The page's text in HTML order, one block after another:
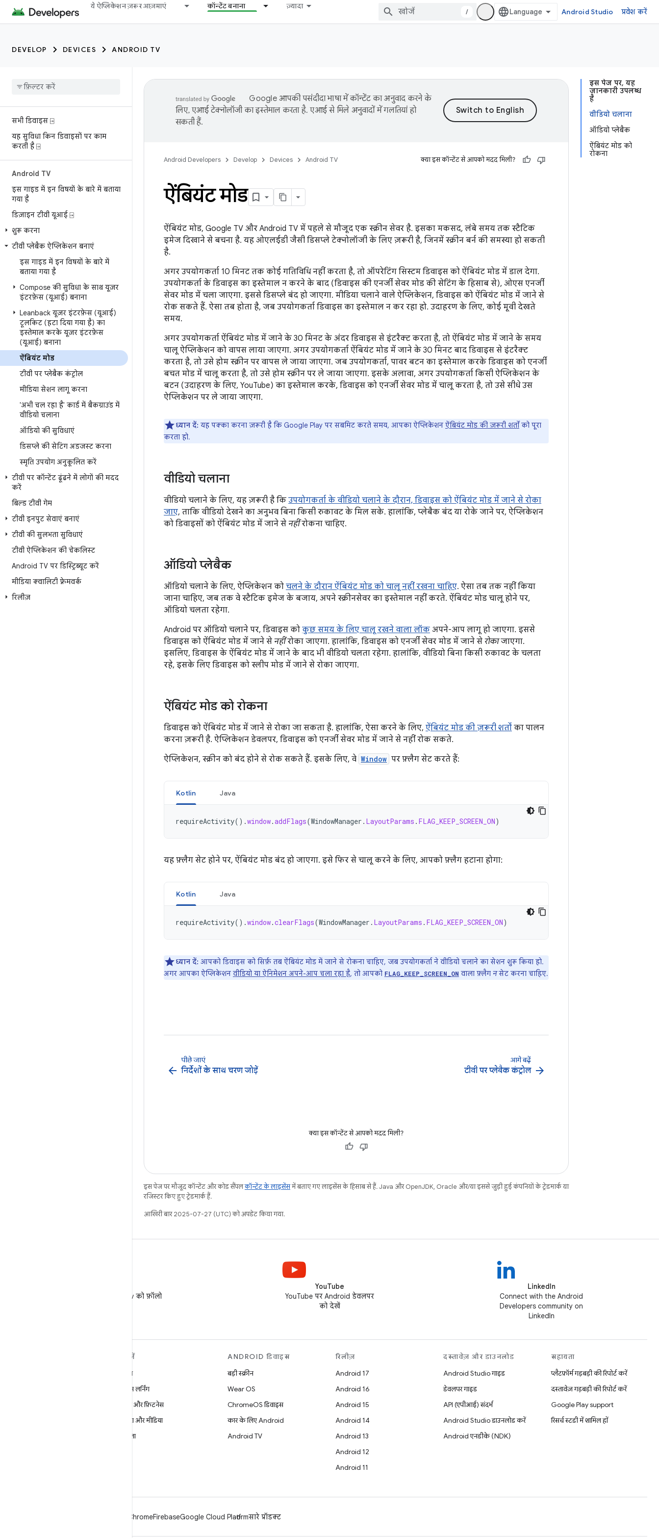
ये ऐप्लिकेशन ज़रूर आज़माएं कॉन्टेंट बनाना ज़्यादा
/ Android Studio प्रवेश करें
DEVELOP DEVICES ANDROID TV
सभी डिवाइस ⍈
यह सुविधा किन डिवाइसों पर काम
करती है ⍈
Android TV
इस गाइड में इन विषयों के बारे में बताया
गया है
डिज़ाइन टीवी यूआई ⍈
शुरू करना
टीवी प्लेबैक ऐप्लिकेशन बनाएं
इस गाइड में इन विषयों के बारे में
बताया गया है
Compose की सुविधा के साथ यूज़र
इंटरफ़ेस (यूआई) बनाना
Leanback यूज़र इंटरफ़ेस (यूआई)
टूलकिट (हटा दिया गया है) का
इस्तेमाल करके यूज़र इंटरफ़ेस
(यूआई) बनाना
ऐंबियंट मोड
टीवी पर प्लेबैक कंट्रोल
मीडिया सेशन लागू करना
'अभी चल रहा है' कार्ड में बैकग्राउंड में
वीडियो चलाना
ऑडियो की सुविधाएं
डिसप्ले की सेटिंग अडजस्ट करना
स्‍मृति उपयोग अनुकूलित करें
टीवी पर कॉन्टेंट ढूंढने में लोगों की मदद
करें
बिल्ड टीवी गेम
टीवी इनपुट सेवाएं बनाएं
टीवी की सुलभता सुविधाएं
टीवी ऐप्लिकेशन की चेकलिस्ट
Android TV पर डिस्ट्रिब्यूट करें
मीडिया क्वालिटी फ़्रेमवर्क
रिलीज़
इस पेज पर, यह
जानकारी उपलब्ध
है
वीडियो चलाना
ऑडियो प्लेबैक
ऐंबियंट मोड को
रोकना
Google आपकी पसंदीदा भाषा में कॉन्टेंट का अनुवाद करने के
लिए, एआई टेक्नोलॉजी का इस्तेमाल करता है. एआई से मिले अनुवादों में गलतियां हो
सकती हैं.
Android Developers Develop Devices Android TV क्या इस कॉन्टेंट से आपको मदद मिली?
ऐंबियंट मोड
ऐंबियंट मोड, Google TV और Android TV में पहले से मौजूद एक स्क्रीन सेवर है. इसका मकसद, लंबे समय तक स्टैटिक
इमेज दिखाने से बचना है. यह ओएलईडी जैसी डिसप्ले टेक्नोलॉजी के लिए ज़रूरी है, जिनमें स्क्रीन बर्न की समस्या हो सकती
है.
अगर उपयोगकर्ता 10 मिनट तक कोई गतिविधि नहीं करता है, तो ऑपरेटिंग सिस्टम डिवाइस को ऐंबियंट मोड में डाल देगा.
उपयोगकर्ता के डिवाइस का इस्तेमाल न करने के बाद (डिवाइस की एनर्जी सेवर मोड की सेटिंग के हिसाब से), ओएस एनर्जी
सेवर मोड में चला जाएगा. इससे डिसप्ले बंद हो जाएगा. मीडिया चलाने वाले ऐप्लिकेशन, डिवाइस को ऐंबियंट मोड में जाने से
रोक सकते हैं. ऐसा तब होता है, जब उपयोगकर्ता डिवाइस का इस्तेमाल न कर रहा हो. उदाहरण के लिए, कोई मूवी देखते
समय.
अगर उपयोगकर्ता ऐंबियंट मोड में जाने के 30 मिनट के अंदर डिवाइस से इंटरैक्ट करता है, तो ऐंबियंट मोड में जाने के समय
चालू ऐप्लिकेशन को वापस लाया जाएगा. अगर उपयोगकर्ता ऐंबियंट मोड में जाने के 30 मिनट बाद डिवाइस से इंटरैक्ट
करता है, तो उसे होम स्क्रीन पर वापस ले जाया जाएगा. जब उपयोगकर्ता, पावर बटन का इस्तेमाल करके डिवाइस को एनर्जी
बचत मोड में चालू करता है, तो उसे होम स्क्रीन पर ले जाया जाएगा. इसके अलावा, अगर उपयोगकर्ता किसी ऐप्लिकेशन के
बटन (उदाहरण के लिए, YouTube) का इस्तेमाल करके, डिवाइस को एनर्जी सेवर मोड में चालू करता है, तो उसे सीधे उस
ऐप्लिकेशन पर ले जाया जाएगा.
ध्यान दें: यह पक्का करना ज़रूरी है कि Google Play पर सबमिट करते समय, आपका ऐप्लिकेशन ऐंबियंट मोड की ज़रूरी शर्तोंको पूरा
करता हो.
वीडियो चलाना
वीडियो चलाने के लिए, यह ज़रूरी है कि उपयोगकर्ता के वीडियो चलाने के दौरान, डिवाइस को ऐंबियंट मोड में जाने से रोका
जाए, ताकि वीडियो देखने का अनुभव बिना किसी रुकावट के मिल सके. हालांकि, प्लेबैक बंद या रोके जाने पर, ऐप्लिकेशन
को डिवाइसों को ऐंबियंट मोड में जाने से नहींरोकना चाहिए.
ऑडियो प्लेबैक
ऑडियो चलाने के लिए, ऐप्लिकेशन को चलने के दौरान ऐंबियंट मोड को चालू नहीं रखना चाहिए. ऐसा तब तक नहीं किया
जाना चाहिए, जब तक वे स्टैटिक इमेज के बजाय, अपने स्क्रीनसेवर का इस्तेमाल नहीं करते. ऐंबियंट मोड चालू होने पर,
ऑडियो चलता रहेगा.
Android पर ऑडियो चलाने पर, डिवाइस को कुछ समय के लिए चालू रखने वाला लॉक अपने-आप लागू हो जाएगा. इससे
डिवाइस को ऐंबियंट मोड में जाने से नहींरोका जाएगा. हालांकि, डिवाइस को एनर्जी सेवर मोड में जाने से रोकाजाएगा.
इसलिए, डिवाइस के ऐंबियंट मोड में जाने के बाद भी वीडियो चलता रहेगा. हालांकि, वीडियो बिना किसी रुकावट के चलता
रहे, इसके लिए डिवाइस को स्लीप मोड में जाने से रोका जाएगा.
ऐंबियंट मोड को रोकना
डिवाइस को ऐंबियंट मोड में जाने से रोका जा सकता है. हालांकि, ऐसा करने के लिए, ऐंबियंट मोड की ज़रूरी शर्तों का पालन
करना ज़रूरी है. ऐप्लिकेशन डेवलपर, डिवाइस को एनर्जी सेवर मोड में जाने से नहीं रोक सकते.
ऐप्लिकेशन, स्क्रीन को बंद होने से रोक सकते हैं. इसके लिए, वे Window पर फ़्लैग सेट करते हैं:
Kotlin Java
requireActivity().window.addFlags(WindowManager . LayoutParams . FLAG_KEEP_SCREEN_ON)
यह फ़्लैग सेट होने पर, ऐंबियंट मोड बंद हो जाएगा. इसे फिर से चालू करने के लिए, आपको फ़्लैग हटाना होगा:
Kotlin Java
requireActivity().window.clearFlags(WindowManager . LayoutParams . FLAG_KEEP_SCREEN_ON)
ध्यान दें: आपको डिवाइस को सिर्फ़ तब ऐंबियंट मोड में जाने से रोकना चाहिए, जब उपयोगकर्ता ने वीडियो चलाने का सेशन शुरू किया हो.
अगर आपका ऐप्लिकेशन वीडियो या ऐनिमेशन अपने-आप चला रहा है, तो आपको FLAG_KEEP_SCREEN_ON वाला फ़्लैग नसेट करना चाहिए.
पीछे जाएं
arrow_back निर्देशों के साथ चरण जोड़ें
आगे बढ़ें
टीवी पर प्लेबैक कंट्रोल arrow_forward
क्या इस कॉन्टेंट से आपको मदद मिली?
इस पेज पर मौजूद कॉन्टेंट और कोड सैंपलकॉन्टेंट के लाइसेंसमें बताए गए लाइसेंस के हिसाब से हैं. Java और OpenJDK, Oracle और/या इससे जुड़ी हुई कंपनियों के ट्रेडमार्क या
रजिस्टर किए हुए ट्रेडमार्क हैं.
आखिरी बार 2025-07-27 (UTC) को अपडेट किया गया.
X पर @AndroidDev को फ़ॉलो
YouTube
YouTube पर Android डेवलपर
को देखें
LinkedIn
Connect with the Android
Developers community on
LinkedIn
खोजें
गेमिंग
मशीन लर्निंग
सेहत और फ़िटनेस
कैमरा और मीडिया
निजता
ANDROID डिवाइस
बड़ी स्क्रीन
Wear OS
ChromeOS डिवाइस
कार के लिए Android
Android TV
रिलीज़
Android 17
Android 16
Android 15
Android 14
Android 13
Android 12
Android 11
दस्तावेज़ और डाउनलोड
Android Studio गाइड
डेवलपर गाइड
API (एपीआई) संदर्भ
Android Studio डाउनलोड करें
Android एनडीके (NDK)
सहायता
प्लैटफ़ॉर्म गड़बड़ी की रिपोर्ट करें
दस्तावेज़ गड़बड़ी की रिपोर्ट करें
Google Play support
रिसर्च स्टडी में शामिल हों
ChromeFirebaseGoogle Cloud Platformसारे प्रॉडक्ट